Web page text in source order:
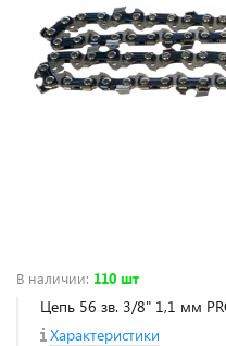
В наличии: 110 шт
Цепь 56 зв. 3/8" 1,1 мм
Характеристики